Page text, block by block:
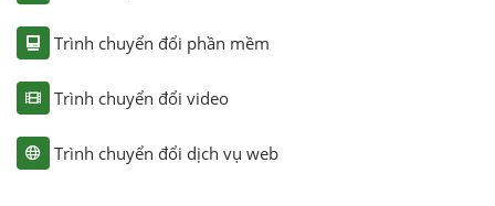
Trình chuyển đổi phần mềm
Trình chuyển đổi video
Trình chuyển đổi dịch vụ web